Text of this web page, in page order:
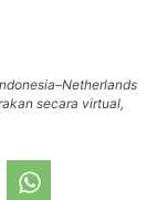
secara virtual,